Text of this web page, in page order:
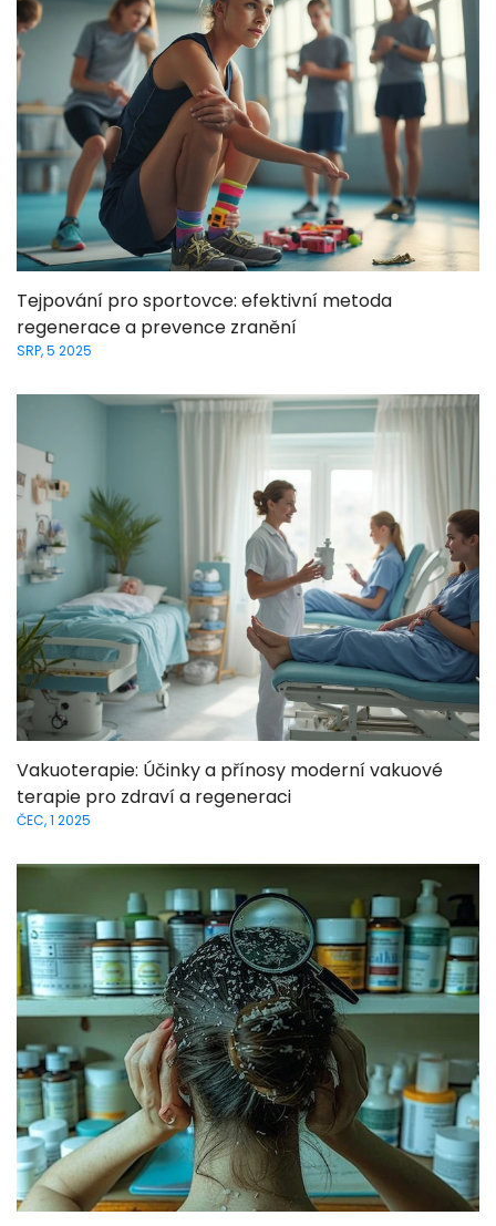
Tejpování pro sportovce: efektivní metoda
regenerace a prevence zranění
SRP, 5 2025
Vakuoterapie: Účinky a přínosy moderní vakuové
terapie pro zdraví a regeneraci
ČEC, 1 2025